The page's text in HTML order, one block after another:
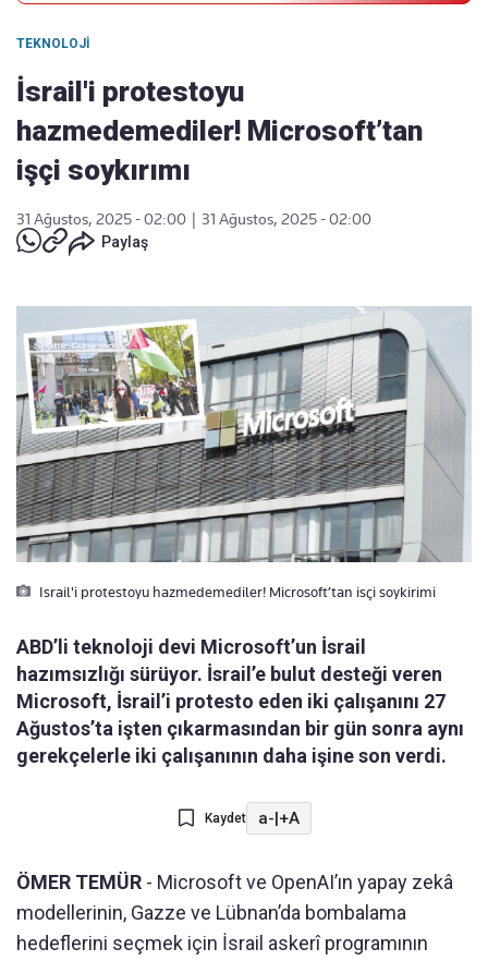
TEKNOLOJI
İsrail'i protestoyu
hazmedemediler! Microsoft’tan
işçi soykırımı
31 Ağustos, 2025 - 02:00
31 Ağustos, 2025 - 02:00
Paylaş
Israil'i protestoyu hazmedemediler! Microsoft’tan isçi soykirimi
ABD’li teknoloji devi Microsoft’un İsrail
hazımsızlığı sürüyor. İsrail’e bulut desteği veren
Microsoft, İsrail’i protesto eden iki çalışanını 27
Ağustos’ta işten çıkarmasından bir gün sonra aynı
gerekçelerle iki çalışanının daha işine son verdi.
Kaydet a-|+A
ÖMER TEMÜR - Microsoft ve OpenAI’ın yapay zekâ
modellerinin, Gazze ve Lübnan’da bombalama
hedeflerini seçmek için İsrail askerî programının